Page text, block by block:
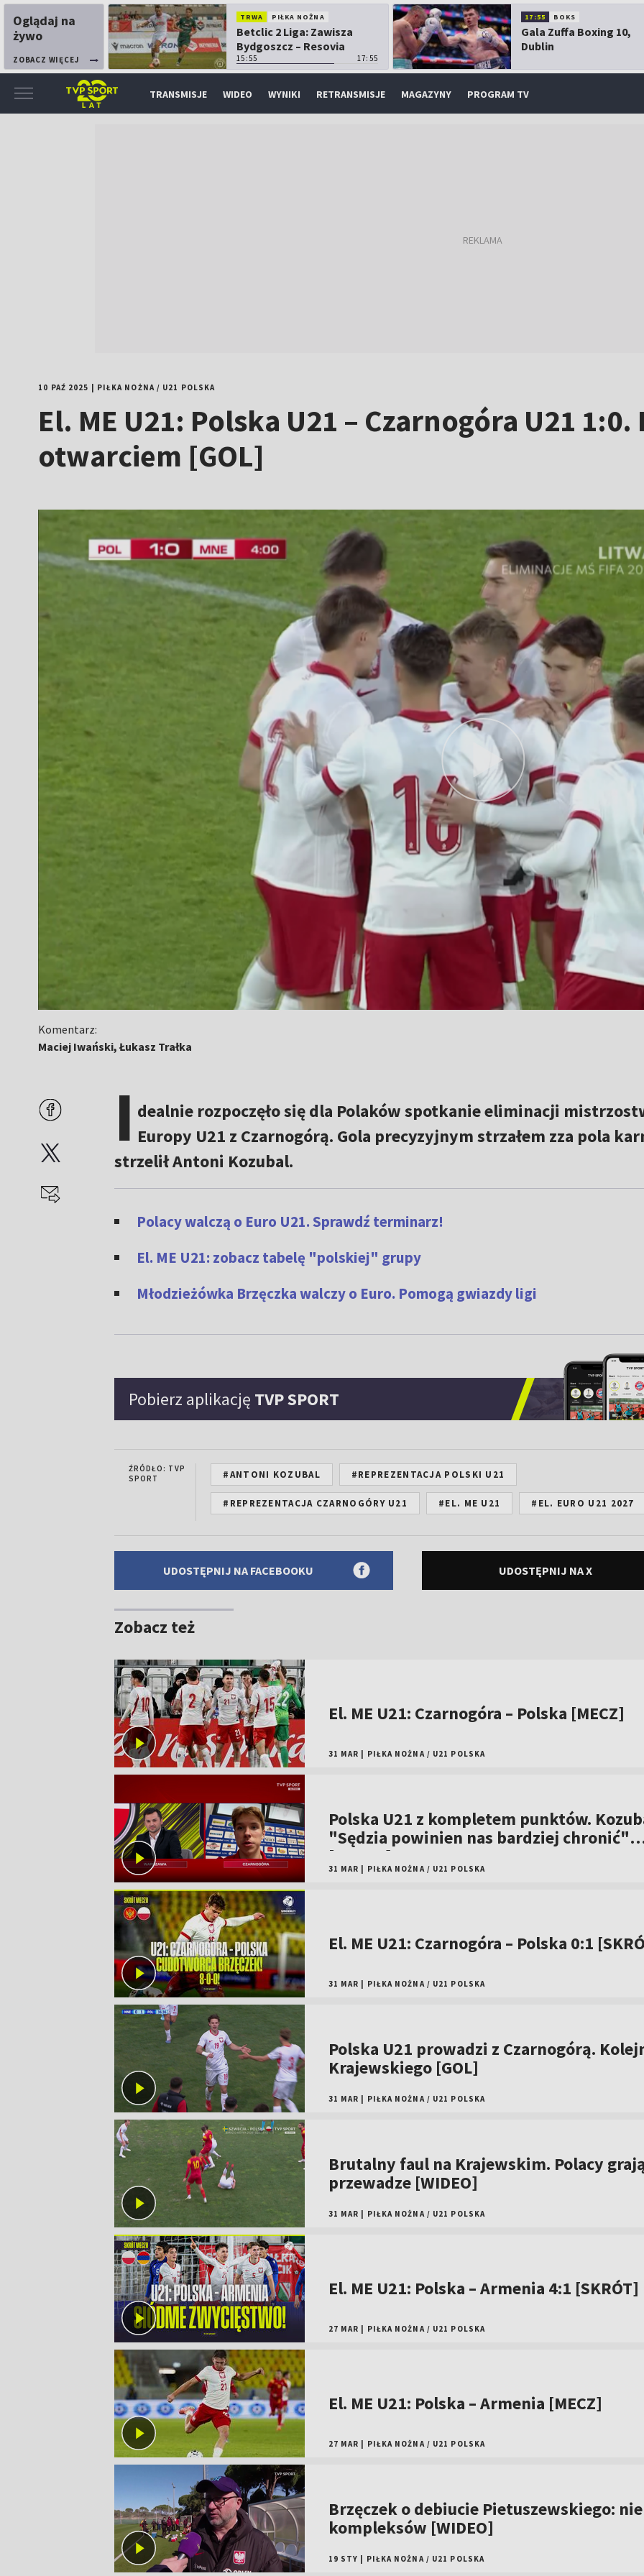
Oglądaj na
żywo
ZOBACZ WIĘCEJ
TRWA PIŁKA NOŻNA
Betclic 2 Liga: Zawisza
Bydgoszcz – Resovia
15:55 17:55
17:55 BOKS
Gala Zuffa Boxing 10,
Dublin
TRANSMISJE WIDEO WYNIKI RETRANSMISJE MAGAZYNY PROGRAM TV
10 PAŹ 2025 PIŁKA NOŻNA/ U21 POLSKA
El. ME U21: Polska U21 – Czarnogóra U21
otwarciem [GOL]
Komentarz:
Maciej Iwański, Łukasz Trałka
I dealnie rozpoczęło się dla Polaków spotkanie eliminacji
Europy U21 z Czarnogórą. Gola precyzyjnym strzałem zza pola
strzelił Antoni Kozubal.
Polacy walczą o Euro U21. Sprawdź terminarz!
El. ME U21: zobacz tabelę "polskiej" grupy
Młodzieżówka Brzęczka walczy o Euro. Pomogą gwiazdy ligi
Pobierz aplikację TVP SPORT
ŹRÓDŁO: TVP
SPORT
#ANTONI KOZUBAL #REPREZENTACJA POLSKI U21
#REPREZENTACJA CZARNOGÓRY U21 #EL. ME U21 #EL. EURO U21 2027
UDOSTĘPNIJ NA FACEBOOKU UDOSTĘPNIJ NA X
Zobacz też
El. ME U21: Czarnogóra – Polska [MECZ]
31 MAR PIŁKA NOŻNA / U21 POLSKA
Polska U21 z kompletem punktów.
"Sędzia powinien nas bardziej chronić"
[WIDEO]
31 MAR PIŁKA NOŻNA / U21 POLSKA
El. ME U21: Czarnogóra – Polska 0:1
31 MAR PIŁKA NOŻNA / U21 POLSKA
Polska U21 prowadzi z Czarnogórą.
Krajewskiego [GOL]
31 MAR PIŁKA NOŻNA / U21 POLSKA
Brutalny faul na Krajewskim. Polacy
przewadze [WIDEO]
31 MAR PIŁKA NOŻNA / U21 POLSKA
El. ME U21: Polska – Armenia 4:1 [SKRÓT]
27 MAR PIŁKA NOŻNA / U21 POLSKA
El. ME U21: Polska – Armenia [MECZ]
27 MAR PIŁKA NOŻNA / U21 POLSKA
Brzęczek o debiucie Pietuszewskiego:
kompleksów [WIDEO]
19 STY PIŁKA NOŻNA / U21 POLSKA